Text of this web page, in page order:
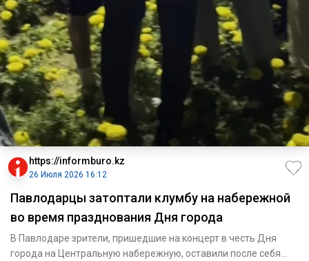
https://informburo.kz
26 Июля 2026 16:12
Павлодарцы затоптали клумбу на набережной
во время празднования Дня города
В Павлодаре зрители, пришедшие на концерт в честь Дня
города на Центральную набережную, оставили после себя